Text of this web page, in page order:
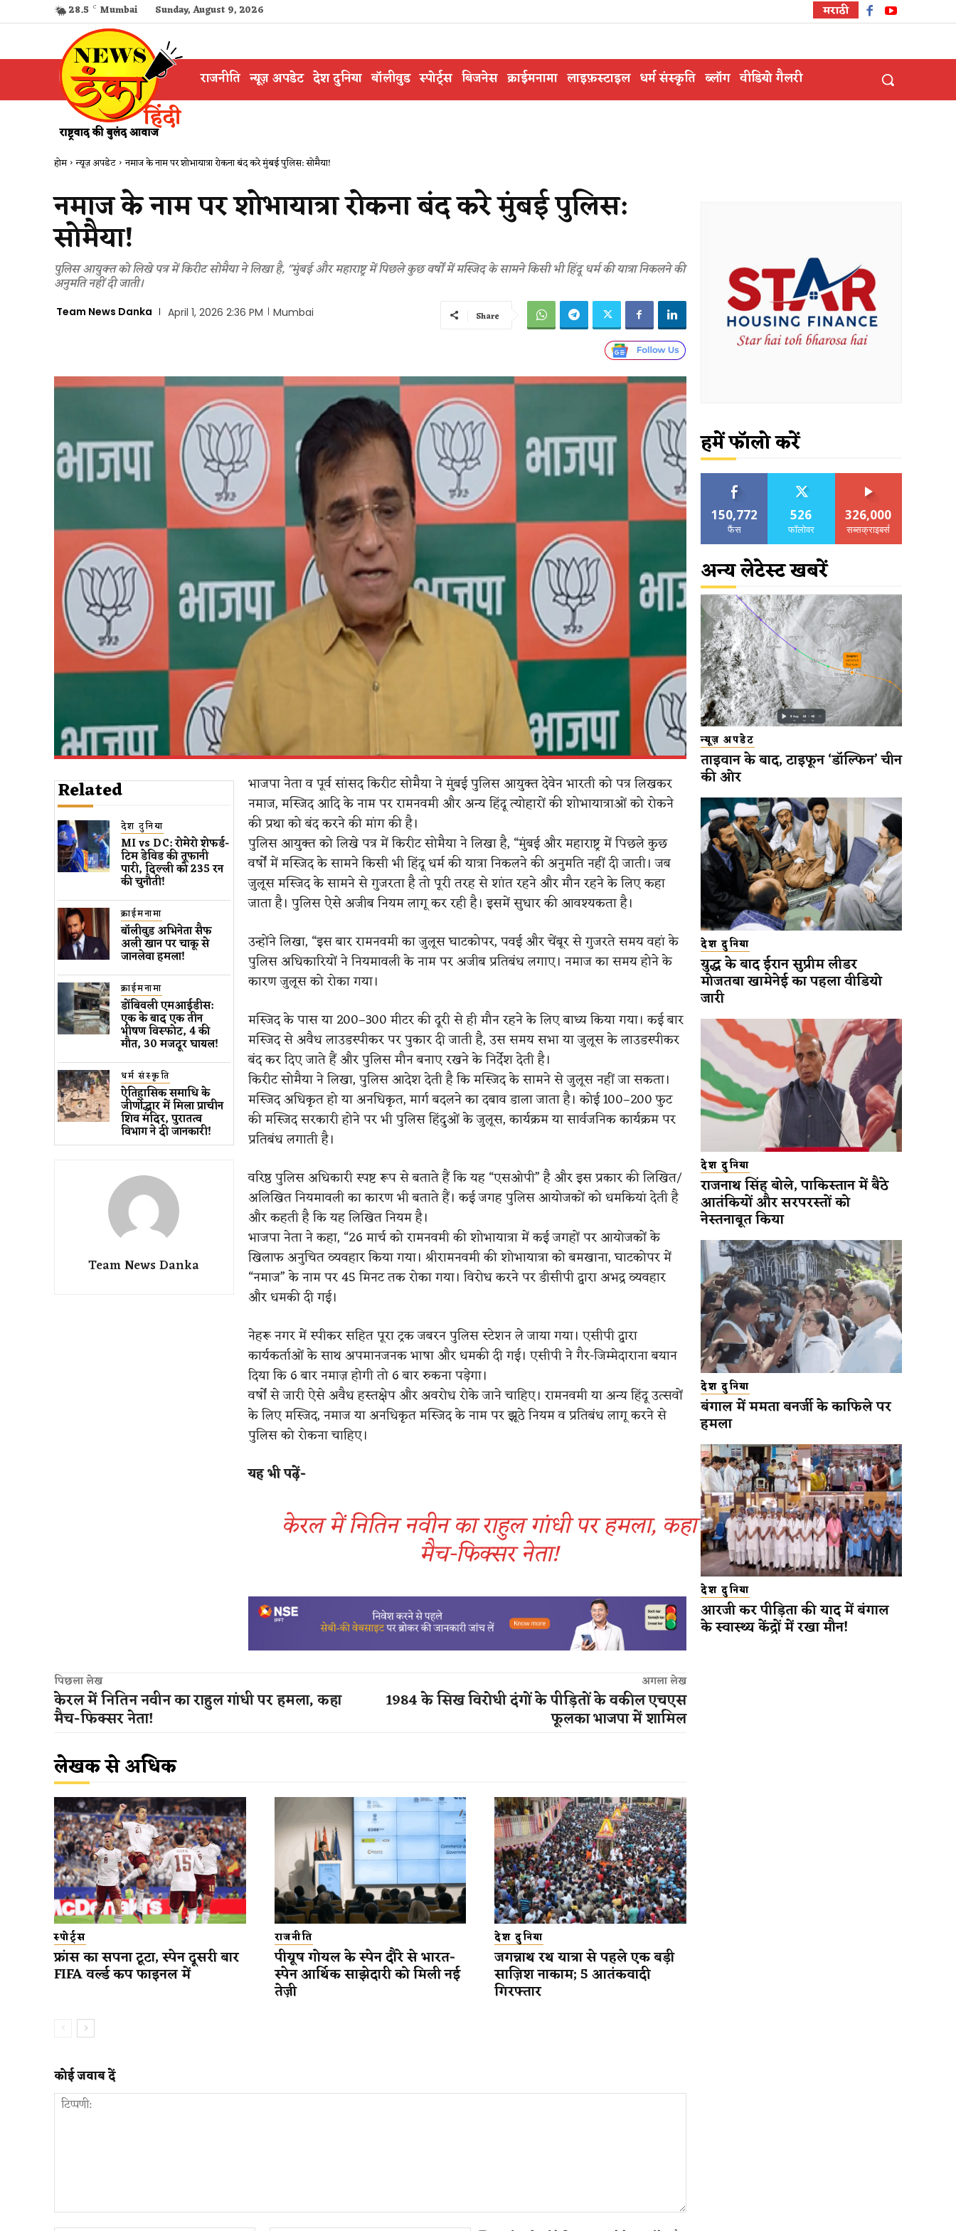
28.5 C Mumbai Sunday, August 9, 2026 मराठी
राजनीति न्यूज़ अपडेट देश दुनिया बॉलीवुड स्पोर्ट्स बिजनेस क्राईमनामा लाइफ़स्टाइल धर्म संस्कृति ब्लॉग वीडियो गैलरी
होम न्यूज़ अपडेट नमाज के नाम पर शोभायात्रा रोकना बंद करे मुंबई पुलिस: सोमैया!
नमाज के नाम पर शोभायात्रा रोकना बंद करे मुंबई पुलिस:
सोमैया!
पुलिस आयुक्त को लिखे पत्र में किरीट सोमैया ने लिखा है, "मुंबई और महाराष्ट्र में पिछले कुछ वर्षों में मस्जिद के सामने किसी भी हिंदू धर्म की यात्रा निकलने की
अनुमति नहीं दी जाती।
Team News Danka April 1, 2026 2:36 PM Mumbai Share
Related
देश दुनिया
MI vs DC: रोमेरो शेफर्ड-
टिम डेविड की तूफानी
पारी, दिल्ली को 235 रन
की चुनौती!
क्राईमनामा
बॉलीवुड​ अभिनेता सैफ
अली खान पर चाकू से ​
जानलेवा हमला​!
क्राईमनामा
डोंबिवली एमआईडीस:
एक के बाद एक तीन
भीषण विस्फोट, 4 की
मौत, 30 मजदूर घायल!
धर्म संस्कृति
ऐतिहासिक समाधि के
जीर्णोद्धार में मिला प्राचीन
शिव मंदिर, पुरातत्व
विभाग ने दी जानकारी!
Team News Danka
भाजपा नेता व पूर्व सांसद किरीट सोमैया ने मुंबई पुलिस आयुक्त देवेन भारती को पत्र लिखकर
नमाज, मस्जिद आदि के नाम पर रामनवमी और अन्य हिंदू त्योहारों की शोभायात्राओं को रोकने
की प्रथा को बंद करने की मांग की है।
पुलिस आयुक्त को लिखे पत्र में किरीट सोमैया ने लिखा है, “मुंबई और महाराष्ट्र में पिछले कुछ
वर्षों में मस्जिद के सामने किसी भी हिंदू धर्म की यात्रा निकलने की अनुमति नहीं दी जाती। जब
जुलूस मस्जिद के सामने से गुजरता है तो पूरी तरह से शांत रहने और मौन रहने के लिए कहा
जाता है। पुलिस ऐसे अजीब नियम लागू कर रही है। इसमें सुधार की आवश्यकता है।
उन्होंने लिखा, “इस बार रामनवमी का जुलूस घाटकोपर, पवई और चेंबूर से गुजरते समय वहां के
पुलिस अधिकारियों ने नियमावली के नाम पर अजीब प्रतिबंध लगाए। नमाज का समय होने के
कारण जुलूस को रोका गया।
मस्जिद के पास या 200–300 मीटर की दूरी से ही मौन रहने के लिए बाध्य किया गया। कई बार
मस्जिद से अवैध लाउडस्पीकर पर पुकार दी जाती है, उस समय सभा या जुलूस के लाउडस्पीकर
बंद कर दिए जाते हैं और पुलिस मौन बनाए रखने के निर्देश देती है।
किरीट सोमैया ने लिखा, पुलिस आदेश देती है कि मस्जिद के सामने से जुलूस नहीं जा सकता।
मस्जिद अधिकृत हो या अनधिकृत, मार्ग बदलने का दबाव डाला जाता है। कोई 100–200 फुट
की मस्जिद सरकारी होने पर भी पुलिस हिंदुओं के जुलूस, कार्यक्रम या सार्वजनिक कार्यक्रम पर
प्रतिबंध लगाती है।
वरिष्ठ पुलिस अधिकारी स्पष्ट रूप से बताते हैं कि यह “एसओपी” है और इस प्रकार की लिखित/
अलिखित नियमावली का कारण भी बताते हैं। कई जगह पुलिस आयोजकों को धमकियां देती है
और कहती है कि यह लिखित नियम है।
भाजपा नेता ने कहा, “26 मार्च को रामनवमी की शोभायात्रा में कई जगहों पर आयोजकों के
खिलाफ अनुचित व्यवहार किया गया। श्रीरामनवमी की शोभायात्रा को बमखाना, घाटकोपर में
“नमाज” के नाम पर 45 मिनट तक रोका गया। विरोध करने पर डीसीपी द्वारा अभद्र व्यवहार
और धमकी दी गई।
नेहरू नगर में स्पीकर सहित पूरा ट्रक जबरन पुलिस स्टेशन ले जाया गया। एसीपी द्वारा
कार्यकर्ताओं के साथ अपमानजनक भाषा और धमकी दी गई। एसीपी ने गैर-जिम्मेदाराना बयान
दिया कि 6 बार नमाज़ होगी तो 6 बार रुकना पड़ेगा।
वर्षों से जारी ऐसे अवैध हस्तक्षेप और अवरोध रोके जाने चाहिए। रामनवमी या अन्य हिंदू उत्सवों
के लिए मस्जिद, नमाज या अनधिकृत मस्जिद के नाम पर झूठे नियम व प्रतिबंध लागू करने से
पुलिस को रोकना चाहिए।
यह भी पढ़ें-
केरल में नितिन नवीन का राहुल गांधी पर हमला, कहा
मैच-फिक्सर नेता!
पिछला लेख
केरल में नितिन नवीन का राहुल गांधी पर हमला, कहा
मैच-फिक्सर नेता!
अगला लेख
1984 के सिख विरोधी दंगों के पीड़ितों के वकील एचएस
फूलका भाजपा में शामिल
लेखक से अधिक
स्पोर्ट्स
फ्रांस का सपना टूटा, स्पेन दूसरी बार
FIFA वर्ल्ड कप फाइनल में
राजनीति
पीयूष गोयल के स्पेन दौरे से भारत-
स्पेन आर्थिक साझेदारी को मिली नई
तेज़ी
देश दुनिया
जगन्नाथ रथ यात्रा से पहले एक बड़ी
साज़िश नाकाम; 5 आतंकवादी
गिरफ्तार
कोई जवाब दें
हमें फॉलो करें
150,772
फैंस
526
फॉलोवर
326,000
सब्सक्राइबर्स
अन्य लेटेस्ट खबरें
न्यूज़ अपडेट
ताइवान के बाद, टाइफून ‘डॉल्फिन’ चीन
की ओर
देश दुनिया
युद्ध के बाद ईरान सुप्रीम लीडर
मोजतबा खामेनेई का पहला वीडियो
जारी
देश दुनिया
राजनाथ सिंह बोले, पाकिस्तान में बैठे
आतंकियों और सरपरस्तों को
नेस्तनाबूत किया
देश दुनिया
बंगाल में ममता बनर्जी के काफिले पर
हमला
देश दुनिया
आरजी कर पीड़िता की याद में बंगाल
के स्वास्थ्य केंद्रों में रखा मौन!